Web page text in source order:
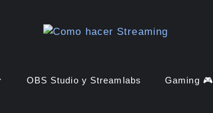
OBS Studio y Streamlabs Gaming 🎮